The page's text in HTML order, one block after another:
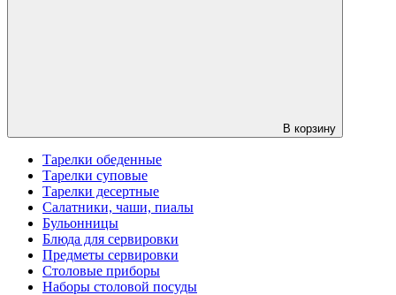
В корзину
Тарелки обеденные
Тарелки суповые
Тарелки десертные
Салатники, чаши, пиалы
Бульонницы
Блюда для сервировки
Предметы сервировки
Столовые приборы
Наборы столовой посуды